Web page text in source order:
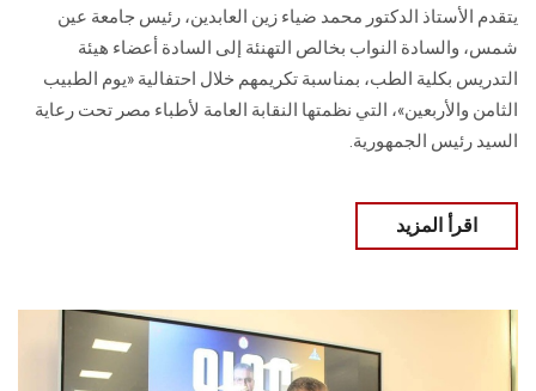
يتقدم الأستاذ الدكتور محمد ضياء زين العابدين، رئيس جامعة عين
شمس، والسادة النواب بخالص التهنئة إلى السادة أعضاء هيئة
التدريس بكلية الطب، بمناسبة تكريمهم خلال احتفالية «يوم الطبيب
الثامن والأربعين»، التي نظمتها النقابة العامة لأطباء مصر تحت رعاية
السيد رئيس الجمهورية.
اقرأ المزيد